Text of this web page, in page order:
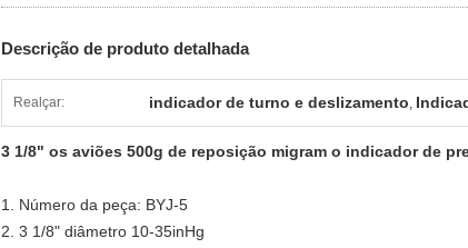
Descrição de produto detalhada
Realçar: indicador de turno e deslizamento,
3 1/8" os aviões 500g de reposição migram o indicador de
1. Número da peça: BYJ-5
2. 3 1/8" diâmetro 10-35inHg